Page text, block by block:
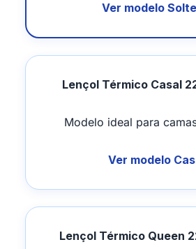
Ver modelo
Lençol Térmico Casal
Modelo ideal para
Ver modelo
Lençol Térmico Queen